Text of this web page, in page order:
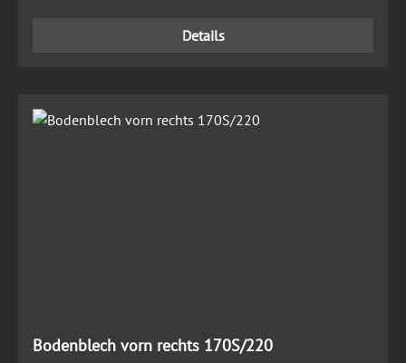
Details
Bodenblech vorn rechts 170S/220